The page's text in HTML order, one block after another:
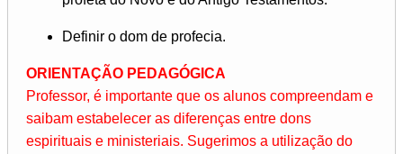
Definir o dom de profecia.
ORIENTAÇÃO PEDAGÓGICA
Professor, é importante que os alunos compreendam e
saibam estabelecer as diferenças entre dons
espirituais e ministeriais. Sugerimos a utilização do